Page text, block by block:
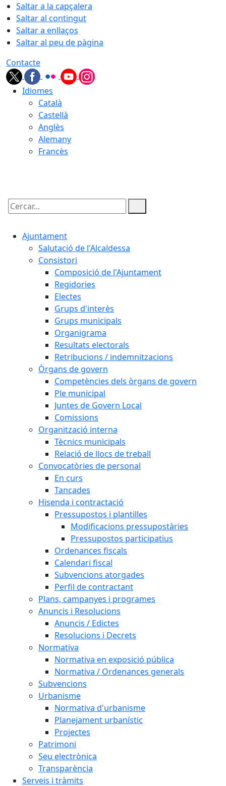
Saltar a la capçalera
Saltar al contingut
Saltar a enllaços
Saltar al peu de pàgina
Contacte
Idiomes
Català
Castellà
Anglès
Alemany
Francès
Cercar:
Ajuntament
Salutació de l'Alcaldessa
Consistori
Composició de l'Ajuntament
Regidories
Electes
Grups d'interès
Grups municipals
Organigrama
Resultats electorals
Retribucions / indemnitzacions
Òrgans de govern
Competències dels òrgans de govern
Ple municipal
Juntes de Govern Local
Comissions
Organització interna
Tècnics municipals
Relació de llocs de treball
Convocatòries de personal
En curs
Tancades
Hisenda i contractació
Pressupostos i plantilles
Modificacions pressupostàries
Pressupostos participatius
Ordenances fiscals
Calendari fiscal
Subvencions atorgades
Perfil de contractant
Plans, campanyes i programes
Anuncis i Resolucions
Anuncis / Edictes
Resolucions i Decrets
Normativa
Normativa en exposició pública
Normativa / Ordenances generals
Subvencions
Urbanisme
Normativa d'urbanisme
Planejament urbanístic
Projectes
Patrimoni
Seu electrònica
Transparència
Serveis i tràmits